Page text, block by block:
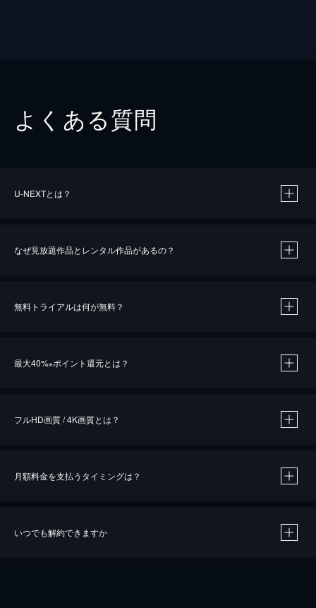
よくある質問
U-NEXTとは？
なぜ見放題作品とレンタル作品があるの？
無料トライアルは何が無料？
最大40%※ポイント還元とは？
※40％ポイント還元の対象は、クレジットカード決済による作品の購入 / レンタルです。
iOSアプリのUコイン決済による作品の購入 / レンタルは、20％のポイント還元です。
フルHD画質 / 4K画質とは？
月額料金を支払うタイミングは？
いつでも解約できますか